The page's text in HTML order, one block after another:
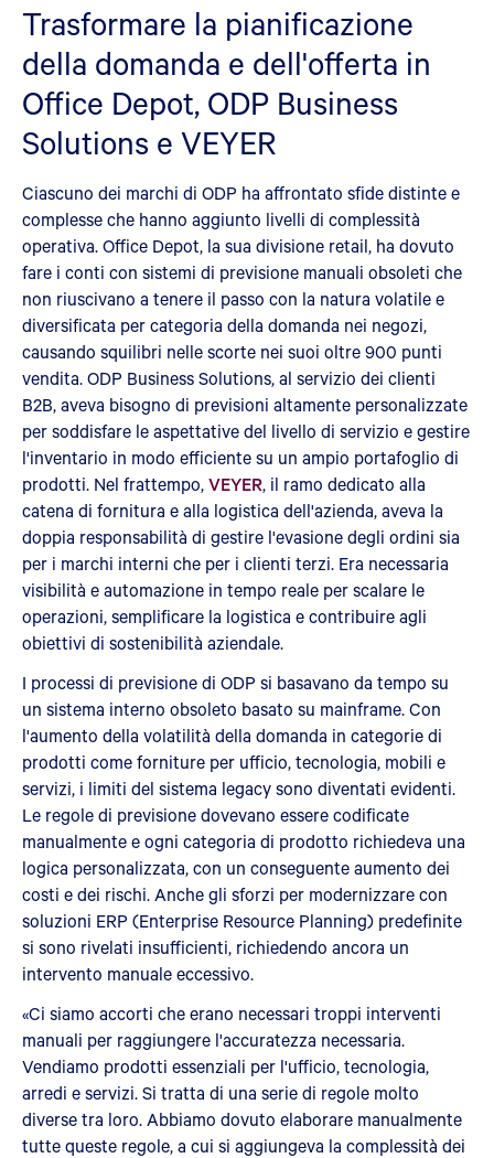
Trasformare la pianificazione
della domanda e dell'offerta in
Office Depot, ODP Business
Solutions e VEYER
Ciascuno dei marchi di ODP ha affrontato sfide distinte e
complesse che hanno aggiunto livelli di complessità
operativa. Office Depot, la sua divisione retail, ha dovuto
fare i conti con sistemi di previsione manuali obsoleti che
non riuscivano a tenere il passo con la natura volatile e
diversificata per categoria della domanda nei negozi,
causando squilibri nelle scorte nei suoi oltre 900 punti
vendita. ODP Business Solutions, al servizio dei clienti
B2B, aveva bisogno di previsioni altamente personalizzate
per soddisfare le aspettative del livello di servizio e gestire
l'inventario in modo efficiente su un ampio portafoglio di
prodotti. Nel frattempo,VEYER, il ramo dedicato alla
catena di fornitura e alla logistica dell'azienda, aveva la
doppia responsabilità di gestire l'evasione degli ordini sia
per i marchi interni che per i clienti terzi. Era necessaria
visibilità e automazione in tempo reale per scalare le
operazioni, semplificare la logistica e contribuire agli
obiettivi di sostenibilità aziendale.
I processi di previsione di ODP si basavano da tempo su
un sistema interno obsoleto basato su mainframe. Con
l'aumento della volatilità della domanda in categorie di
prodotti come forniture per ufficio, tecnologia, mobili e
servizi, i limiti del sistema legacy sono diventati evidenti.
Le regole di previsione dovevano essere codificate
manualmente e ogni categoria di prodotto richiedeva una
logica personalizzata, con un conseguente aumento dei
costi e dei rischi. Anche gli sforzi per modernizzare con
soluzioni ERP (Enterprise Resource Planning) predefinite
si sono rivelati insufficienti, richiedendo ancora un
intervento manuale eccessivo.
«Ci siamo accorti che erano necessari troppi interventi
manuali per raggiungere l'accuratezza necessaria.
Vendiamo prodotti essenziali per l'ufficio, tecnologia,
arredi e servizi. Si tratta di una serie di regole molto
diverse tra loro. Abbiamo dovuto elaborare manualmente
tutte queste regole, a cui si aggiungeva la complessità dei